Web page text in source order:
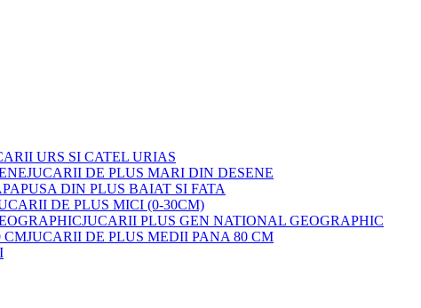
URS SI CATEL URIAS
JUCARII DE PLUS MARI DIN DESENE
PAPUSA DIN PLUS BAIAT SI FATA
DE PLUS MICI (0-30CM)
JUCARII PLUS GEN NATIONAL GEOGRAPHIC
JUCARII DE PLUS MEDII PANA 80 CM